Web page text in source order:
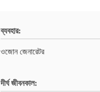
ব্যবহার:
ওজোন জেনারেটর
দীর্ঘ জীবনকাল: